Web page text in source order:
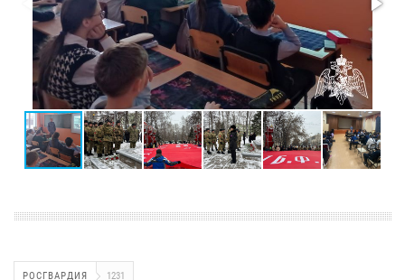
РОСГВАРДИЯ 1231